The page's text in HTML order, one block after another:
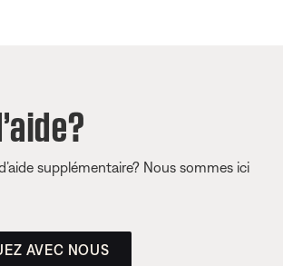
supplémentaire? Nous sommes ici
AVEC NOUS